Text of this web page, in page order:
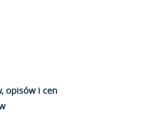
opisów i cen